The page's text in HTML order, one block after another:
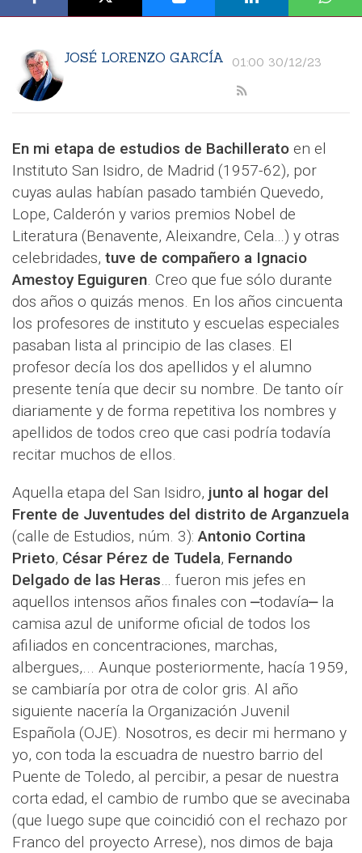
JOSÉ LORENZO GARCÍA 01:00 30/12/23
En mi etapa de estudios de Bachillerato en el
Instituto San Isidro, de Madrid (1957-62), por
cuyas aulas habían pasado también Quevedo,
Lope, Calderón y varios premios Nobel de
Literatura (Benavente, Aleixandre, Cela…) y otras
celebridades, tuve de compañero a Ignacio
Amestoy Eguiguren. Creo que fue sólo durante
dos años o quizás menos. En los años cincuenta
los profesores de instituto y escuelas especiales
pasaban lista al principio de las clases. El
profesor decía los dos apellidos y el alumno
presente tenía que decir su nombre. De tanto oír
diariamente y de forma repetitiva los nombres y
apellidos de todos creo que casi podría todavía
recitar muchos de ellos.
Aquella etapa del San Isidro, junto al hogar del
Frente de Juventudes del distrito de Arganzuela
(calle de Estudios, núm. 3):Antonio Cortina
Prieto, César Pérez de Tudela, Fernando
Delgado de las Heras… fueron mis jefes en
aquellos intensos años finales con ⎼todavía⎼ la
camisa azul de uniforme oficial de todos los
afiliados en concentraciones, marchas,
albergues,... Aunque posteriormente, hacía 1959,
se cambiaría por otra de color gris. Al año
siguiente nacería la Organización Juvenil
Española (OJE). Nosotros, es decir mi hermano y
yo, con toda la escuadra de nuestro barrio del
Puente de Toledo, al percibir, a pesar de nuestra
corta edad, el cambio de rumbo que se avecinaba
(que luego supe que coincidió con el rechazo por
Franco del proyecto Arrese), nos dimos de baja